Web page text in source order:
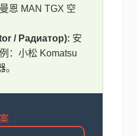
恩 MAN TGX 空
/ Радиатор): 安
：小松 Komatsu